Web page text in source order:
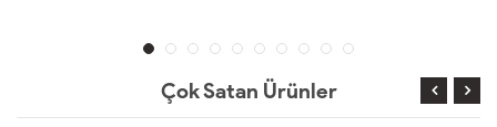
Çok Satan Ürünler